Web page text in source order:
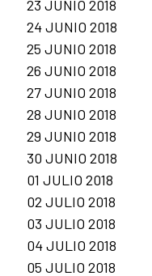
23 JUNIO 2018
24 JUNIO 2018
25 JUNIO 2018
26 JUNIO 2018
27 JUNIO 2018
28 JUNIO 2018
29 JUNIO 2018
30 JUNIO 2018
01 JULIO 2018
02 JULIO 2018
03 JULIO 2018
04 JULIO 2018
05 JULIO 2018